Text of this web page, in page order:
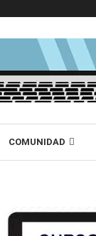
COMUNIDAD